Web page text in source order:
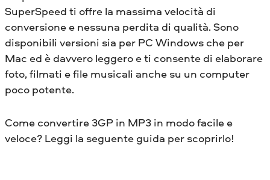
SuperSpeed ​​ti offre la massima velocità di
conversione e nessuna perdita di qualità. Sono
disponibili versioni sia per PC Windows che per
Mac ed è davvero leggero e ti consente di elaborare
foto, filmati e file musicali anche su un computer
poco potente.
Come convertire 3GP in MP3 in modo facile e
veloce? Leggi la seguente guida per scoprirlo!